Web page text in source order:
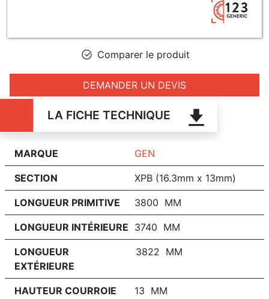
Comparer le produit
DEMANDER UN DEVIS
LA FICHE TECHNIQUE
MARQUE GEN
SECTION XPB (16.3mm x 13mm)
LONGUEUR PRIMITIVE 3800 MM
LONGUEUR INTÉRIEURE 3740 MM
LONGUEUR
EXTÉRIEURE
3822 MM
HAUTEUR COURROIE 13 MM